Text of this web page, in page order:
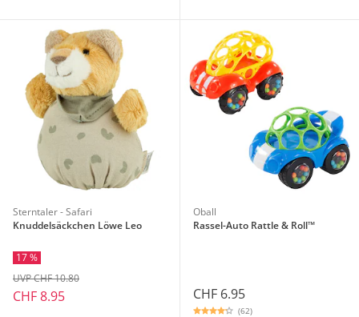
Sterntaler - Safari
Knuddelsäckchen Löwe Leo
17 %
CHF 8.95
UVP CHF 10.80
Oball
Rassel-Auto Rattle & Roll™
CHF 6.95
(62)